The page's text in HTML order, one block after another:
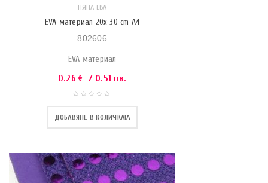
ПЯНА ЕВА
EVA материал 20x 30 cm A4
802606
EVA материал
0.26€ / 0.51 лв.
ДОБАВЯНЕ В КОЛИЧКАТА